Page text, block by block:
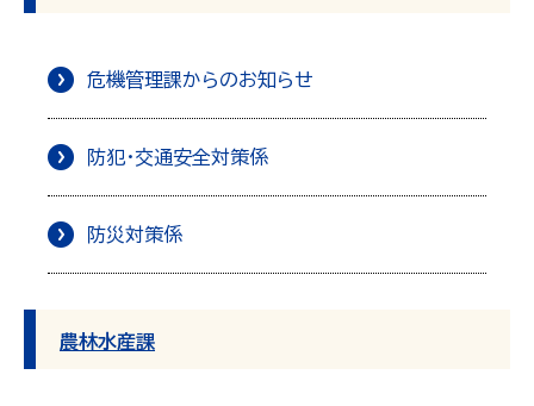
危機管理課からのお知らせ
防犯・交通安全対策係
防災対策係
農林水産課